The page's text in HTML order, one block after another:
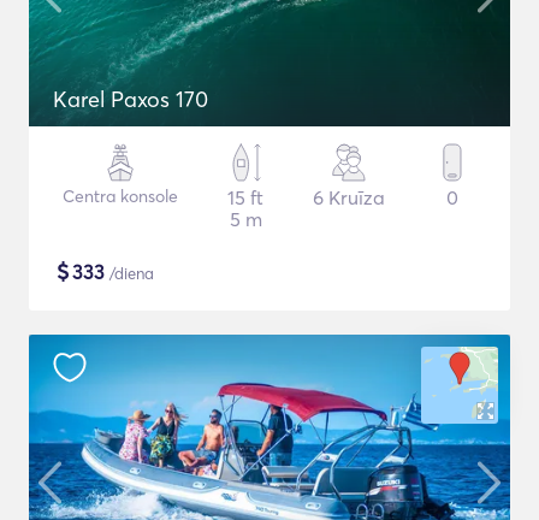
Karel Paxos 170
Centra konsole
15 ft
5 m
6 Kruīza 0
$333 /diena